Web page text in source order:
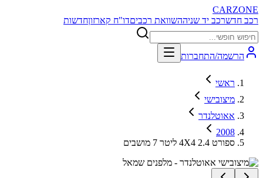
CARZONE
רכב חדשרכב יד שניההשוואת רכביםדו"ח קארזוןחדשות
הרשמה/התחברות
ראשי
מיצובישי
אאוטלנדר
2008
ספורט 4X4 2.4 ליטר 7 מושבים